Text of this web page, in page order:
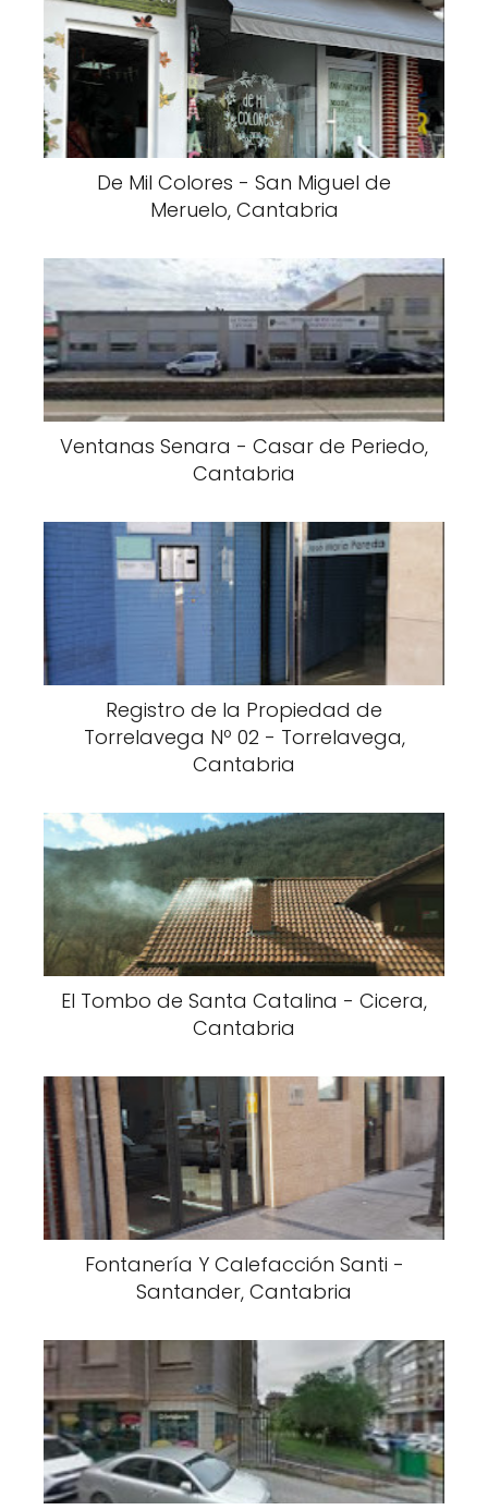
De Mil Colores - San Miguel de
Meruelo, Cantabria
Ventanas Senara - Casar de Periedo,
Cantabria
Registro de la Propiedad de
Torrelavega Nº 02 - Torrelavega,
Cantabria
El Tombo de Santa Catalina - Cicera,
Cantabria
Fontanería Y Calefacción Santi -
Santander, Cantabria